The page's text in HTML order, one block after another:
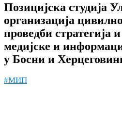
Позицијска студија
организација
проведби стратегија
медијске и
у Босни и
#МИП